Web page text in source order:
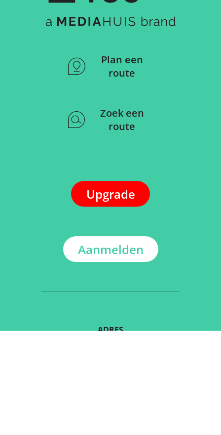
Plan een
route
Zoek een
route
Upgrade
Aanmelden
ADRES